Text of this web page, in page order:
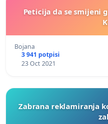
Peticija da se smijeni
Bojana
3 941 potpisi
23 Oct 2021
Zabrana reklamiranja